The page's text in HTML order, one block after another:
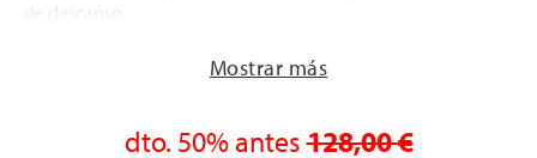
de almohada, que evita que la saliva o los mocos
Mostrar más
dto. 50%antes128,00 €